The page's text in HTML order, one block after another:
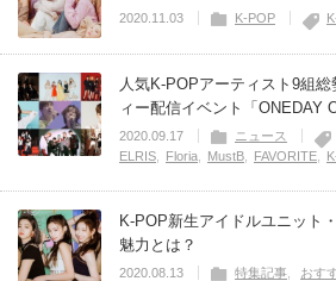
2020.11.03 K-POP
人気K-POPアーティスト9組
ィー配信イベント「ONEDAY
2020.09.17 ニュース
ELRIS
Floria MustB FAVORITE
K-POP新生アイドルユニット
魅力とは？
2020.08.13 特集記事 おす